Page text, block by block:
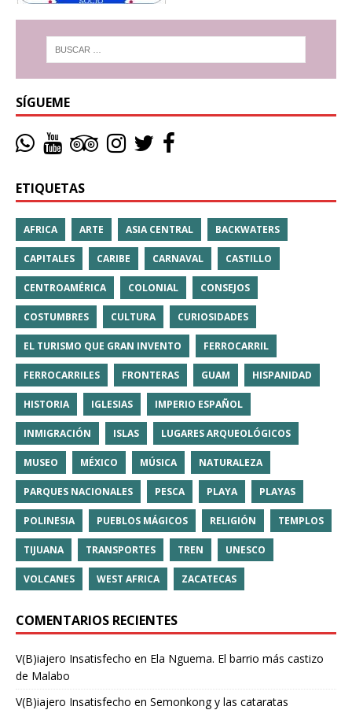
SÍGUEME
ETIQUETAS
AFRICA ARTE ASIA CENTRAL BACKWATERS
CAPITALES CARIBE CARNAVAL CASTILLO
CENTROAMÉRICA COLONIAL CONSEJOS
COSTUMBRES CULTURA CURIOSIDADES
EL TURISMO QUE GRAN INVENTO FERROCARRIL
FERROCARRILES FRONTERAS GUAM HISPANIDAD
HISTORIA IGLESIAS IMPERIO ESPAÑOL
INMIGRACIÓN ISLAS LUGARES ARQUEOLÓGICOS
MUSEO MÉXICO MÚSICA NATURALEZA
PARQUES NACIONALES PESCA PLAYA PLAYAS
POLINESIA PUEBLOS MÁGICOS RELIGIÓN TEMPLOS
TIJUANA TRANSPORTES TREN UNESCO
VOLCANES WEST AFRICA ZACATECAS
COMENTARIOS RECIENTES
V(B)iajero Insatisfecho en Ela Nguema. El barrio más castizo
de Malabo
V(B)iajero Insatisfecho en Semonkong y las cataratas